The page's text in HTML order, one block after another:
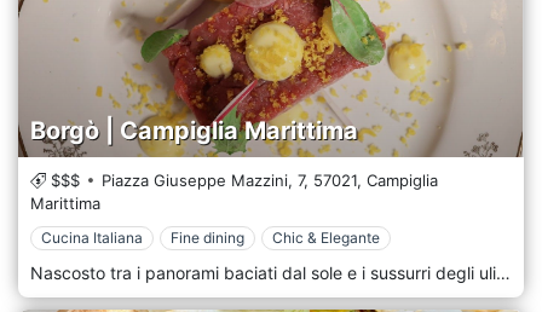
Borgò | Campiglia Marittima
$$$ Piazza Giuseppe Mazzini, 7, 57021, Campiglia
Marittima
Cucina Italiana Fine dining Chic & Elegante
Nascosto tra i panorami baciati dal sole e i sussurri degli uliveti di Campiglia Marittima si trova Borgò, un santuario culinario che fonde armoniosamente il fascino rustico della Toscana con un'essenza di moderna raffinatezza. Al primo sguardo Borgò evoca ricordi di un'epoca passata. Il suo nome, che ricorda gli storici "borgos" toscani, riflette un ambiente intimo. Qui, secolari muri di pietra si ergono fieri, cullando i clienti in un abbraccio che ha resistito a secoli. Tuttavia, uno sguardo più attento rivela delicati tocchi contemporanei: decorazioni minimaliste, arredi eleganti e un ambiente che irradia un lusso sobrio. Il menu di Borgò è un viaggio poetico attraverso l'arazzo culinario toscano. I piatti, pur essendo profondamente radicati nei sapori tradizionali, sono presentati con un tocco di arte moderna. Aspettatevi che classici come "Pici al Cinghiale" vengano reinventati con guarnizioni vivaci e inpiattamenti intricati, o un "Risotto ai Funghi Porcini" che esplode di colore e consistenza. Uno degli aspetti distintivi di Borgò è l'impegno per la sostenibilità. Gli ingredienti provengono meticolosamente da agricoltori, artigiani e pescatori locali, garantendo che ogni boccone catturi la genuina freschezza e generosità della regione. Il menu varia con le stagioni, garantendo un'esperienza dinamica ad ogni visita.